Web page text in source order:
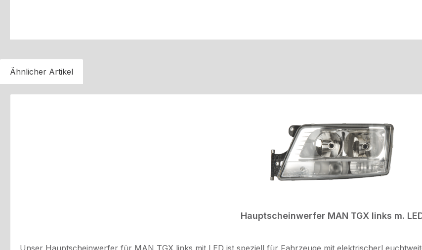
Ähnlicher Artikel
Hauptscheinwerfer MAN TGX links m.
Unser Hauptscheinwerfer für MAN TGX links mit LED ist speziell für Fahrzeuge mit